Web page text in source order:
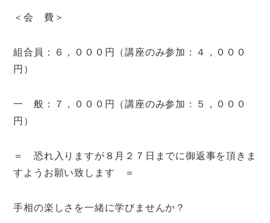
＜会 費＞
組合員：６，０００円（講座のみ参加：４，０００
円）
一 般：７，０００円（講座のみ参加：５，０００
円）
＝ 恐れ入りますが８月２７日までに御返事を頂きま
すようお願い致します ＝
手相の楽しさを一緒に学びませんか？